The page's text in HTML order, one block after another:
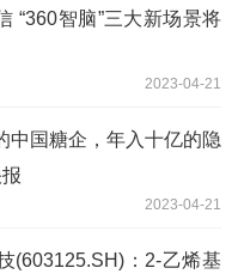
“360智脑”三大新场景将
2023-04-21
中国糖企，年入十亿的隐
2023-04-21
(603125.SH)：2-乙烯基